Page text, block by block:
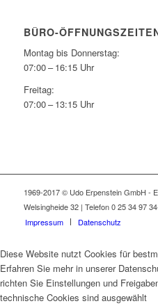
BÜRO-
Montag bis Donnerstag:
07:00 – 16:15 Uhr
Freitag:
07:00 – 13:15 Uhr
1969-2017 © Udo Erpenstein GmbH -
Welsingheide 32 | Telefon 0 25 34 97
Impressum
Datenschutz
Diese Website nutzt Cookies für
Erfahren Sie mehr in unserer
richten Sie Einstellungen und
technische Cookies sind ausgewählt